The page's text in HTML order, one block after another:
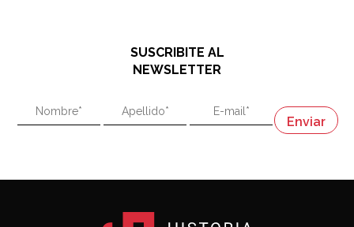
"En política, la estupidez no es una desventaja"
"En política, la estupidez no es una desventaja"
Napoleón
SUSCRIBITE AL
NEWSLETTER